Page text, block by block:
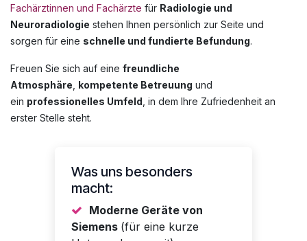
Fachärztinnen und Fachärzte für Radiologie und
Neuroradiologie stehen Ihnen persönlich zur Seite und
sorgen für eine schnelle und fundierte Befundung.
Freuen Sie sich auf eine freundliche
Atmosphäre kompetente Betreuung und
ein professionelles Umfeld , in dem Ihre Zufriedenheit an
erster Stelle steht.
Was uns besonders
macht:
Moderne Geräte von
Siemens (für eine kurze